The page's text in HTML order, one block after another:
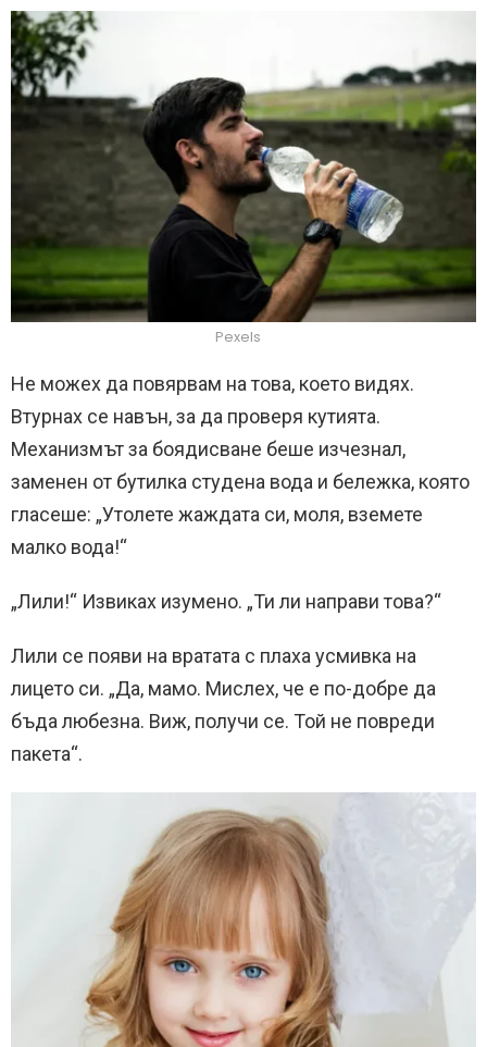
Pexels
Не можех да повярвам на това, което видях.
Втурнах се навън, за да проверя кутията.
Механизмът за боядисване беше изчезнал,
заменен от бутилка студена вода и бележка, която
гласеше: „Утолете жаждата си, моля, вземете
малко вода!“
„Лили!“ Извиках изумено. „Ти ли направи това?“
Лили се появи на вратата с плаха усмивка на
лицето си. „Да, мамо. Мислех, че е по-добре да
бъда любезна. Виж, получи се. Той не повреди
пакета“.